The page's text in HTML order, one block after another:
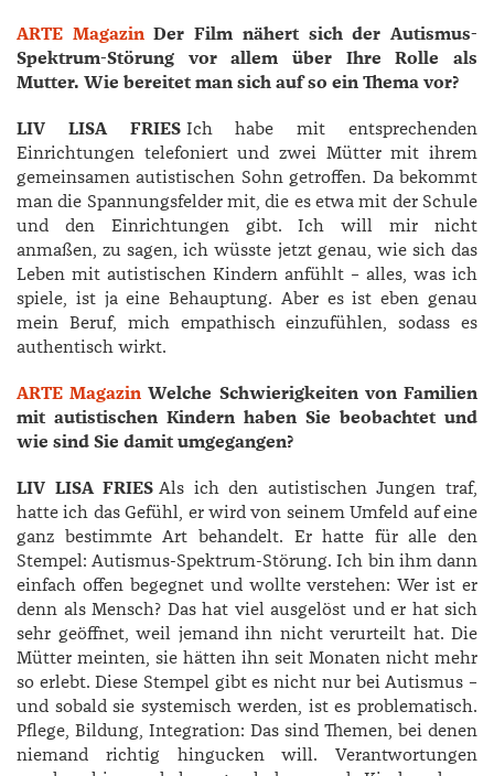
ARTE Magazin Der Film nähert sich der Autismus-
Spektrum-Störung vor allem über Ihre Rolle als
Mutter. Wie bereitet man sich auf so ein Thema vor?
LIV LISA FRIESIch habe mit entsprechenden
Einrichtungen telefoniert und zwei Mütter mit ihrem
gemeinsamen autistischen Sohn getroffen. Da bekommt
man die Spannungsfelder mit, die es etwa mit der Schule
und den Einrichtungen gibt. Ich will mir nicht
anmaßen, zu sagen, ich wüsste jetzt genau, wie sich das
Leben mit autistischen Kindern anfühlt – alles, was ich
spiele, ist ja eine Behauptung. Aber es ist eben genau
mein Beruf, mich empathisch einzufühlen, sodass es
authentisch wirkt.
ARTE Magazin Welche Schwierigkeiten von Familien
mit autistischen Kindern haben Sie beobachtet und
wie sind Sie damit umgegangen?
LIV LISA FRIES Als ich den autistischen Jungen traf,
hatte ich das Gefühl, er wird von seinem Umfeld auf eine
ganz bestimmte Art behandelt. Er hatte für alle den
Stempel: Autismus-Spektrum-Störung. Ich bin ihm dann
einfach offen begegnet und wollte verstehen: Wer ist er
denn als Mensch? Das hat viel ausgelöst und er hat sich
sehr geöffnet, weil jemand ihn nicht verurteilt hat. Die
Mütter meinten, sie hätten ihn seit Monaten nicht mehr
so erlebt. Diese Stempel gibt es nicht nur bei Autismus –
und sobald sie systemisch werden, ist es problematisch.
Pflege, Bildung, Integration: Das sind Themen, bei denen
niemand richtig hingucken will. Verantwortungen